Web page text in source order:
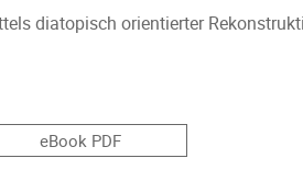
diatopisch orientierter
eBook PDF